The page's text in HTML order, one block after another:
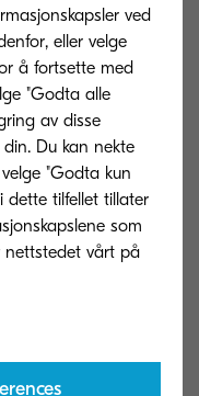
and install
toner and uptime
your fleet
ved
eller velge
å fortsette med
"Godta alle
av disse
Du kan nekte
"Godta kun
dette tilfellet tillater
som
nettstedet vårt på